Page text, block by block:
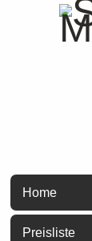
Home
Preisliste